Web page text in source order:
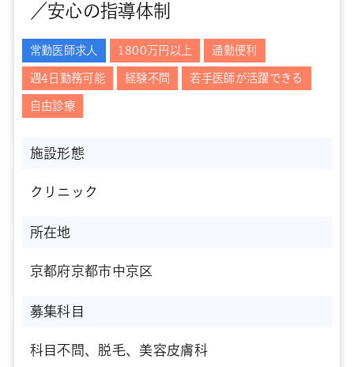
／安心の指導体制
常勤医師求人 1800万円以上 通勤便利
週4日勤務可能 経験不問 若手医師が活躍できる
自由診療
施設形態
クリニック
所在地
京都府京都市中京区
募集科目
科目不問、脱毛、美容皮膚科